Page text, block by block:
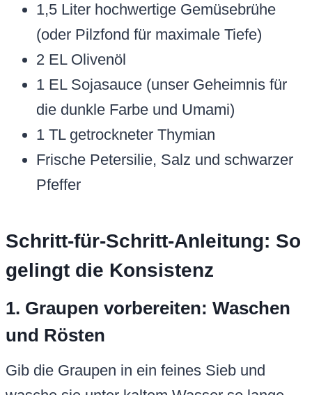
1,5 Liter hochwertige Gemüsebrühe
(oder Pilzfond für maximale Tiefe)
2 EL Olivenöl
1 EL Sojasauce (unser Geheimnis für
die dunkle Farbe und Umami)
1 TL getrockneter Thymian
Frische Petersilie, Salz und schwarzer
Pfeffer
Schritt-für-Schritt-Anleitung: So
gelingt die Konsistenz
1. Graupen vorbereiten: Waschen
und Rösten
Gib die Graupen in ein feines Sieb und